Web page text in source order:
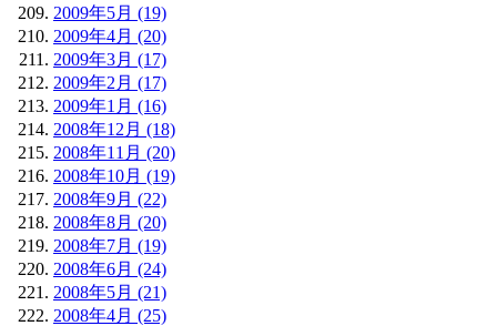
2009年5月 (19)
2009年4月 (20)
2009年3月 (17)
2009年2月 (17)
2009年1月 (16)
2008年12月 (18)
2008年11月 (20)
2008年10月 (19)
2008年9月 (22)
2008年8月 (20)
2008年7月 (19)
2008年6月 (24)
2008年5月 (21)
2008年4月 (25)